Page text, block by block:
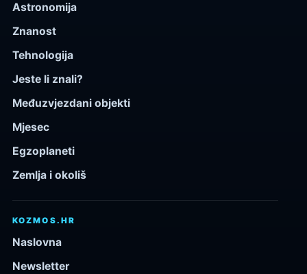
Astronomija
Znanost
Tehnologija
Jeste li znali?
Međuzvjezdani objekti
Mjesec
Egzoplaneti
Zemlja i okoliš
KOZMOS.HR
Naslovna
Newsletter